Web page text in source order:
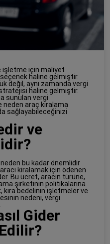
işletme için maliyet
haline gelmiştir.
değil, aynı zamanda vergi
haline gelmiştir.
sunulan vergi
neden araç kiralama
sağlayabileceğinizi
ve
bu kadar önemlidir
kiralamak için ödenen
Bu ücret, aracın türüne,
şirketinin politikalarına
kira bedelinin işletmeler ve
nedeni, vergi
Gider